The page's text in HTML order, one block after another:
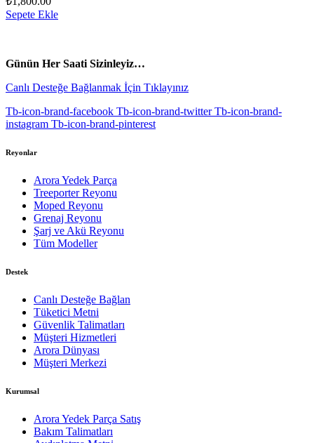
Sepete Ekle
Günün Her Saati Sizinleyiz…
Canlı Desteğe Bağlanmak İçin Tıklayınız
Tb-icon-brand-facebook Tb-icon-brand-twitter Tb-icon-brand-
instagram Tb-icon-brand-pinterest
Reyonlar
Arora Yedek Parça
Treeporter Reyonu
Moped Reyonu
Grenaj Reyonu
Şarj ve Akü Reyonu
Tüm Modeller
Destek
Canlı Desteğe Bağlan
Tüketici Metni
Güvenlik Talimatları
Müşteri Hizmetleri
Arora Dünyası
Müşteri Merkezi
Kurumsal
Arora Yedek Parça Satış
Bakım Talimatları